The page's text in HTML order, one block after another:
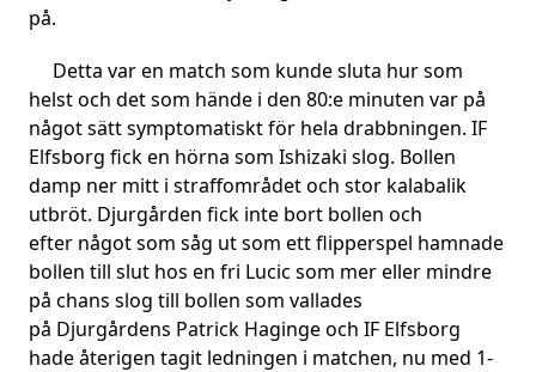
på.
Detta var en match som kunde sluta hur som
helst och det som hände i den 80:e minuten var på
något sätt symptomatiskt för hela drabbningen. IF
Elfsborg fick en hörna som Ishizaki slog. Bollen
damp ner mitt i straffområdet och stor kalabalik
utbröt. Djurgården fick inte bort bollen och
efter något som såg ut som ett flipperspel hamnade
bollen till slut hos en fri Lucic som mer eller mindre
på chans slog till bollen som vallades
på Djurgårdens Patrick Haginge och IF Elfsborg
hade återigen tagit ledningen i matchen, nu med 1-